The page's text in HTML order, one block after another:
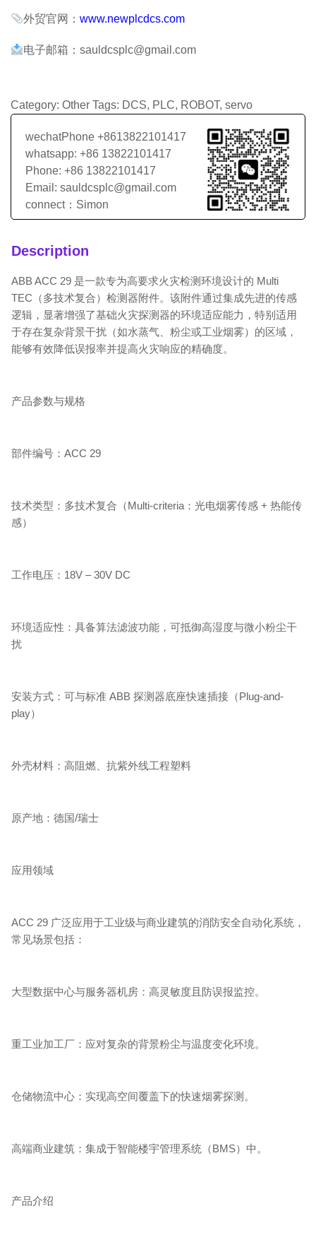
外贸官网：www.newplcdcs.com
电子邮箱：sauldcsplc@gmail.com
Category: Other Tags: DCS, PLC, ROBOT, servo
wechatPhone +8613822101417
whatsapp: +86 13822101417
Phone: +86 13822101417
Email: sauldcsplc@gmail.com
connect：Simon
Description
ABB ACC 29 是一款专为高要求火灾检测环境设计的 Multi
TEC（多技术复合）检测器附件。该附件通过集成先进的传感
逻辑，显著增强了基础火灾探测器的环境适应能力，特别适用
于存在复杂背景干扰（如水蒸气、粉尘或工业烟雾）的区域，
能够有效降低误报率并提高火灾响应的精确度。
产品参数与规格
部件编号：ACC 29
技术类型：多技术复合（Multi-criteria：光电烟雾传感 + 热能传
感）
工作电压：18V – 30V DC
环境适应性：具备算法滤波功能，可抵御高湿度与微小粉尘干
扰
安装方式：可与标准 ABB 探测器底座快速插接（Plug-and-
play）
外壳材料：高阻燃、抗紫外线工程塑料
原产地：德国/瑞士
应用领域
ACC 29 广泛应用于工业级与商业建筑的消防安全自动化系统，
常见场景包括：
大型数据中心与服务器机房：高灵敏度且防误报监控。
重工业加工厂：应对复杂的背景粉尘与温度变化环境。
仓储物流中心：实现高空间覆盖下的快速烟雾探测。
高端商业建筑：集成于智能楼宇管理系统（BMS）中。
产品介绍